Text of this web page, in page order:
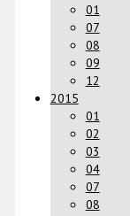
01
07
08
09
12
2015
01
02
03
04
07
08